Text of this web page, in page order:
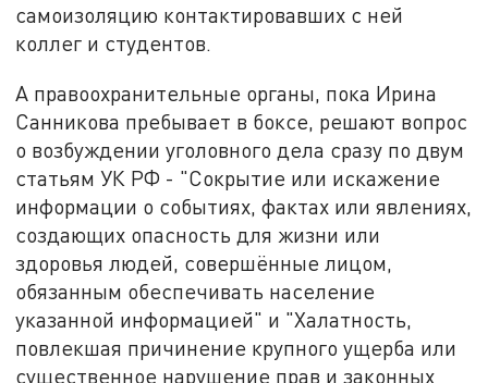
самоизоляцию контактировавших с ней
коллег и студентов.
А правоохранительные органы, пока Ирина
Санникова пребывает в боксе, решают вопрос
о возбуждении уголовного дела сразу по двум
статьям УК РФ - "Сокрытие или искажение
информации о событиях, фактах или явлениях,
создающих опасность для жизни или
здоровья людей, совершённые лицом,
обязанным обеспечивать население
указанной информацией" и "Халатность,
повлекшая причинение крупного ущерба или
существенное нарушение прав и законных